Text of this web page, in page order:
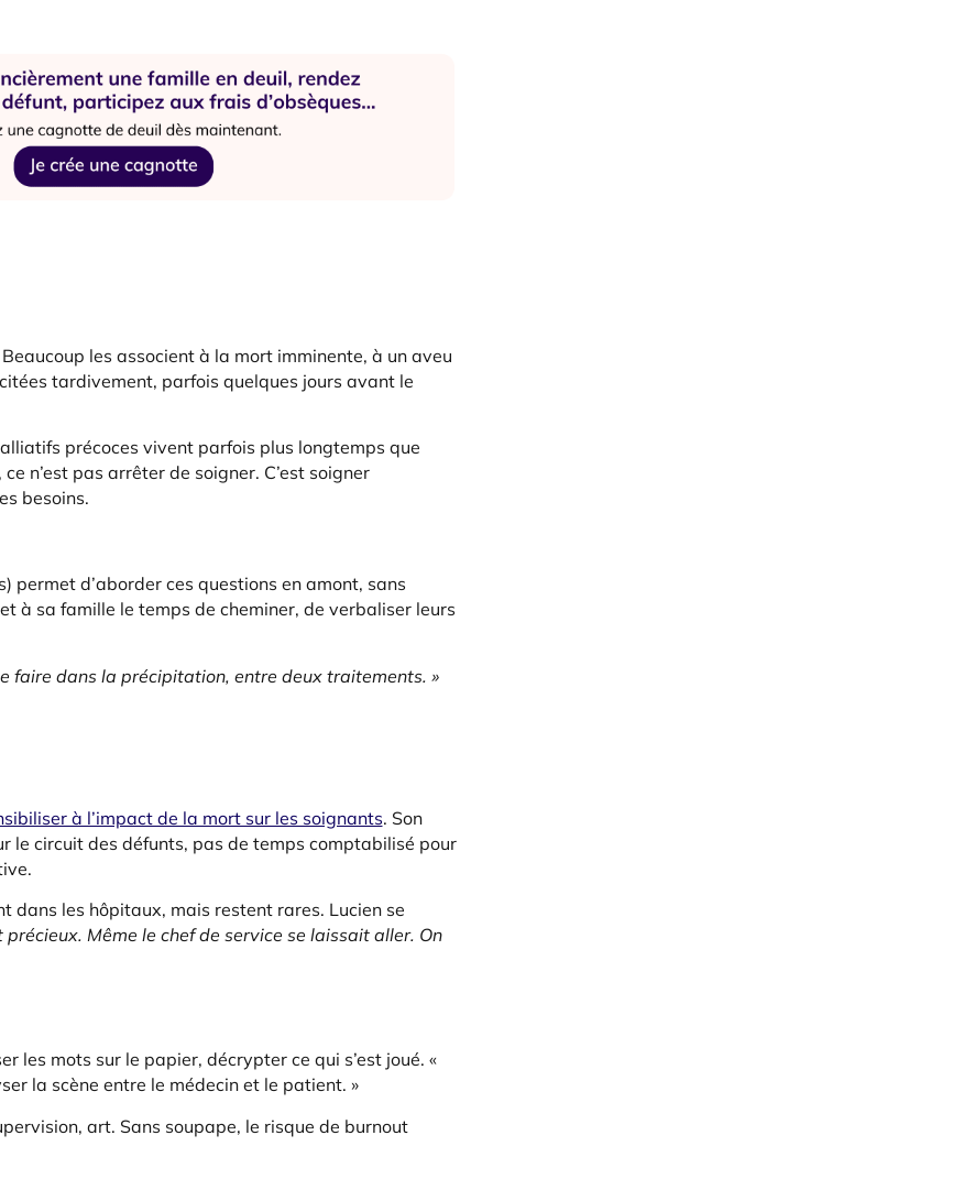
les associent à la mort imminente, à un aveu
tardivement, parfois quelques jours avant le
précoces vivent parfois plus longtemps que
n’est pas arrêter de soigner. C’est soigner
besoins.
permet d’aborder ces questions en amont, sans
à sa famille le temps de cheminer, de verbaliser leurs
faire dans la précipitation, entre deux traitements. »
à l’impact de la mort sur les soignants. Son
le circuit des défunts, pas de temps comptabilisé pour
dans les hôpitaux, mais restent rares. Lucien se
précieux. Même le chef de service se laissait aller. On
les mots sur le papier, décrypter ce qui s’est joué. «
la scène entre le médecin et le patient. »
art. Sans soupape, le risque de burnout